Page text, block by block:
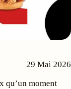
29 Mai 2026
qu’un moment